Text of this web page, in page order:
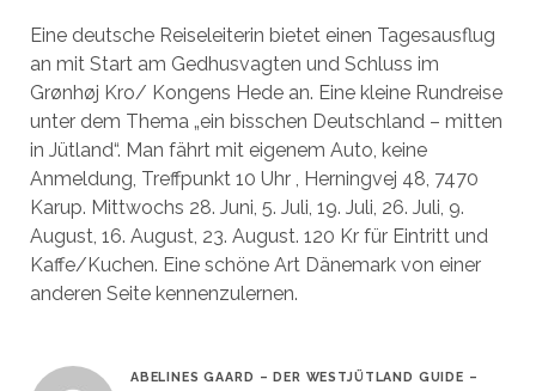
Eine deutsche Reiseleiterin bietet einen Tagesausflug
an mit Start am Gedhusvagten und Schluss im
Grønhøj Kro/ Kongens Hede an. Eine kleine Rundreise
unter dem Thema „ein bisschen Deutschland – mitten
in Jütland“. Man fährt mit eigenem Auto, keine
Anmeldung, Treffpunkt 10 Uhr , Herningvej 48, 7470
Karup. Mittwochs 28. Juni, 5. Juli, 19. Juli, 26. Juli, 9.
August, 16. August, 23. August. 120 Kr für Eintritt und
Kaffe/Kuchen. Eine schöne Art Dänemark von einer
anderen Seite kennenzulernen.
ABELINES GAARD – DER WESTJÜTLAND GUIDE –